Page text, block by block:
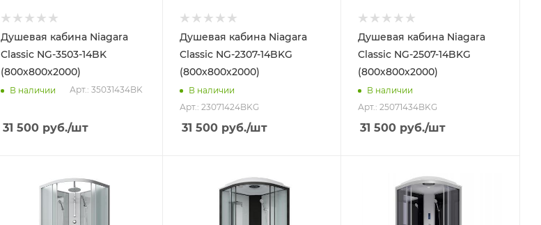
Душевая кабина Niagara
Classic NG-3503-14BK
(800х800х2000)
В наличии Арт.: 35031434BK
31 500 руб./шт
Душевая кабина Niagara
Classic NG-2307-14BKG
(800х800х2000)
В наличии
Арт.: 23071424BKG
31 500руб./шт
Душевая кабина Niagara
Classic NG-2507-14BKG
(800х800х2000)
В наличии
Арт.: 25071434BKG
31 500 руб./шт